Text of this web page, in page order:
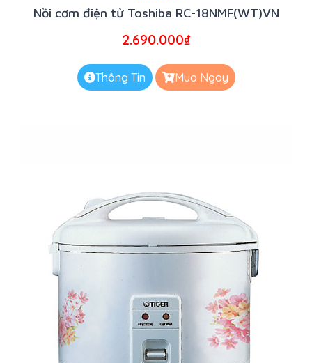
Nồi cơm điện tử Toshiba RC-18NMF(WT)VN
2.690.000₫
Thông Tin Mua Ngay